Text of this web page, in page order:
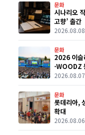
문화
시나리오
고향’ 출간
2026.08.08
문화
2026 이슬
·WOODZ
2026.08.07
문화
롯데리아,
확대
2026.08.06